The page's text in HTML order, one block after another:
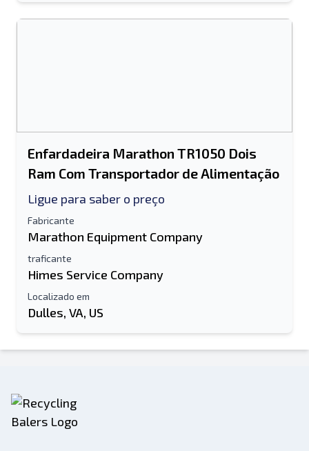
Enfardadeira Marathon TR1050 Dois
Ram Com Transportador de Alimentação
Ligue para saber o preço
Fabricante
Marathon Equipment Company
traficante
Himes Service Company
Localizado em
Dulles, VA, US